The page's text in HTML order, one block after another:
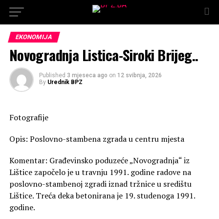
EKONOMIJA
Novogradnja Listica-Siroki Brijeg..
Published 3 mjeseca ago on 12 svibnja, 2026
By Urednik BPZ
Fotografije
Opis: Poslovno-stambena zgrada u centru mjesta
Komentar: Građevinsko poduzeće „Novogradnja“ iz
Lištice započelo je u travnju 1991. godine radove na
poslovno-stambenoj zgradi iznad tržnice u središtu
Lištice. Treća deka betonirana je 19. studenoga 1991.
godine.